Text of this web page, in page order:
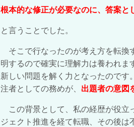
根本的な修正が必要なのに、答案と
と言うことでした。
そこで行なったのが考え方を転換
明するので確実に理解力は養われま
新しい問題を解く力となったので
注者としての務めが、 出題者の意図
この背景として、私の経歴が役立
ジェクト推進を経て転職、その後